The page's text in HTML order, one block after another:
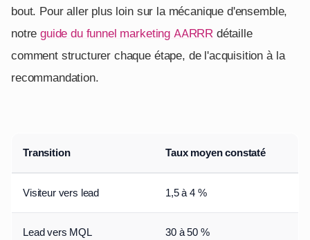
bout. Pour aller plus loin sur la mécanique d'ensemble,
notreguide du funnel marketing AARRR détaille
comment structurer chaque étape, de l'acquisition à la
recommandation.
Transition Taux moyen constaté
Visiteur vers lead 1,5 à 4 %
Lead vers MQL 30 à 50 %